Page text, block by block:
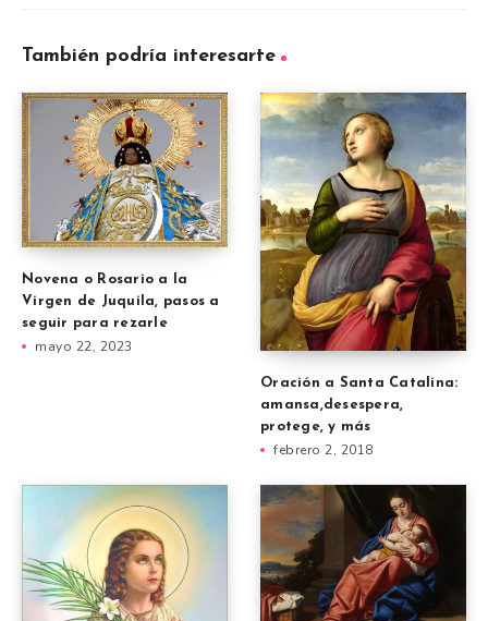
También podría interesarte
Novena o Rosario a la
Virgen de Juquila, pasos a
seguir para rezarle
mayo 22, 2023
Oración a Santa Catalina:
amansa,desespera,
protege, y más
febrero 2, 2018